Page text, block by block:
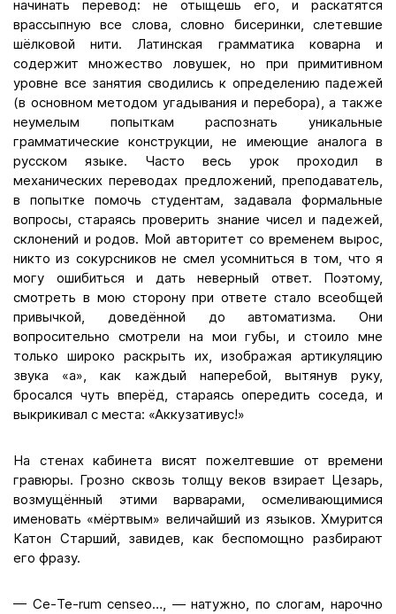
начинать перевод: не отыщешь его, и раскатятся
врассыпную все слова, словно бисеринки, слетевшие
шёлковой нити. Латинская грамматика коварна и
содержит множество ловушек, но при примитивном
уровне все занятия сводились к определению падежей
(в основном методом угадывания и перебора), а также
неумелым попыткам распознать уникальные
грамматические конструкции, не имеющие аналога в
русском языке. Часто весь урок проходил в
механических переводах предложений, преподаватель,
в попытке помочь студентам, задавала формальные
вопросы, стараясь проверить знание чисел и падежей,
склонений и родов. Мой авторитет со временем вырос,
никто из сокурсников не смел усомниться в том, что я
могу ошибиться и дать неверный ответ. Поэтому,
смотреть в мою сторону при ответе стало всеобщей
привычкой, доведённой до автоматизма. Они
вопросительно смотрели на мои губы, и стоило мне
только широко раскрыть их, изображая артикуляцию
звука «а», как каждый наперебой, вытянув руку,
бросался чуть вперёд, стараясь опередить соседа, и
выкрикивал с места: «Аккузативус!»
На стенах кабинета висят пожелтевшие от времени
гравюры. Грозно сквозь толщу веков взирает Цезарь,
возмущённый этими варварами, осмеливающимися
именовать «мёртвым» величайший из языков. Хмурится
Катон Старший, завидев, как беспомощно разбирают
его фразу.
— Се-Te-rum censeo…, — натужно, по слогам, нарочно